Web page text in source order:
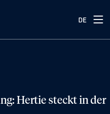
DE
Hertie steckt in der